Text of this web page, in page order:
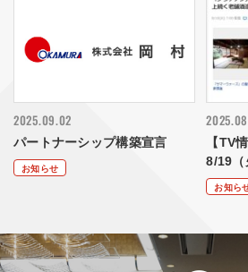
2025.09.02
パートナーシップ構築宣言
お知らせ
【TV
8/19（
お知ら